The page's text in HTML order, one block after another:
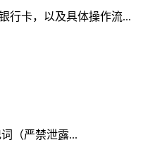
行卡，以及具体操作流...
（严禁泄露...